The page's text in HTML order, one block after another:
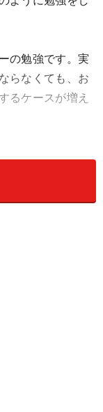
の勉強です。実
らなくても、お
るケースが増え
を学ぶだけでな
トと合わせて、
るかを知る。そ